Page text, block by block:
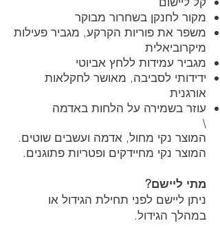
מקור לחנקן בשחרור מבוקר
משפר את פוריות הקרקע, מגביר פעילות
מיקרוביאלית
מגביר עמידות ללחץ אביוטי
ידידותי לסביבה, מאושר לחקלאות
אורגנית
עוזר בשמירה על הלחות באדמה
\
המוצר נקי מחול, אדמה ועשבים שוטים.
המוצר נקי מחיידקים ופטריות פתוגנים.
מתי ליישם?
ניתן ליישם לפני תחילת הגידול או
במהלך הגידול.